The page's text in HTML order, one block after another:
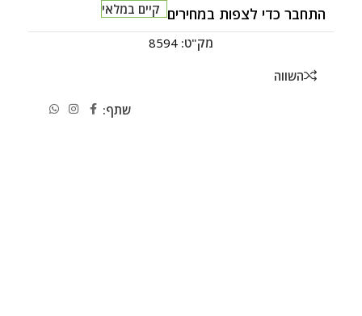
התחבר כדי לצפות במחירים קיים במלאי
מק"ט: 8594
השווה
שתף: